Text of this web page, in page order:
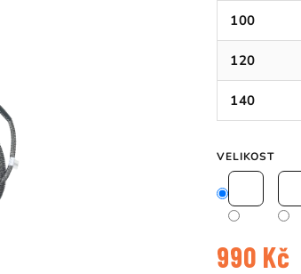
100
120
140
VELIKOST
990 Kč